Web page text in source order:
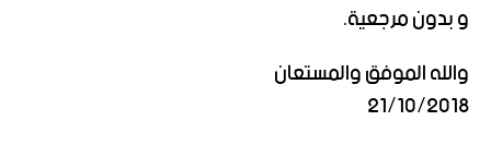
و بدون مرجعية.
والله الموفق والمستعان
21/10/2018